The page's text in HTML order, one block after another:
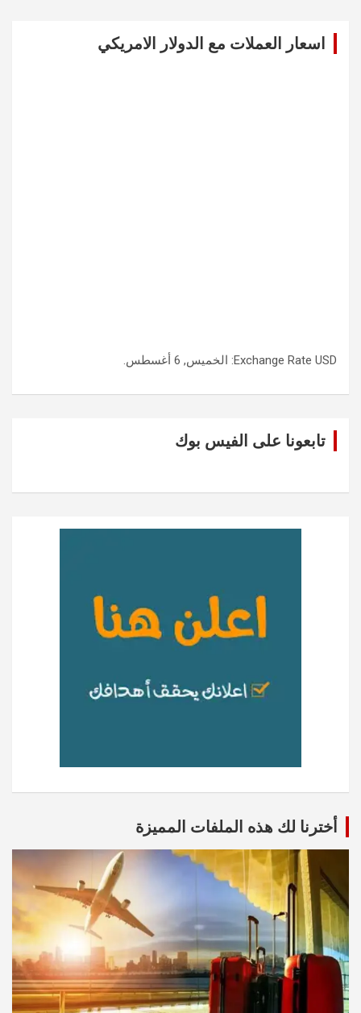
اسعار العملات مع الدولار الامريكي
Exchange Rate USD : الخميس, 6 أغسطس.
تابعونا على الفيس بوك
أخترنا لك هذه الملفات المميزة